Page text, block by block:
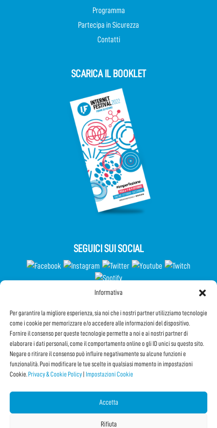
Informativa
Per garantire la migliore esperienza, sia noi che i nostri partner utilizziamo tecnologie
come i cookie per memorizzare e/o accedere alle informazioni del dispositivo.
Fornire il consenso per queste tecnologie permette a noi e ai nostri partner di
elaborare i dati personali, come il comportamento online o gli ID unici su questo sito.
Negare o ritirare il consenso può influire negativamente su alcune funzioni e
funzionalità. Puoi modificare le tue scelte in qualsiasi momento in impostazioni
Cookie. Privacy & Cookie Policy Impostazioni Cookie
Accetta
Rifiuta
Programma
Partecipa in Sicurezza
Contatti
SCARICA IL BOOKLET
SEGUICI SUI SOCIAL
Iscriviti alla Newsletter
CONDIVIDI QUESTA PAGINA!
Facebook